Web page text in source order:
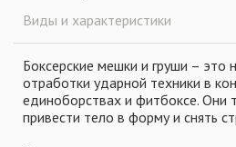
Виды и характеристики
Боксерские мешки и груши – это
отработки ударной техники в
единоборствах и фитбоксе. Они
привести тело в форму и снять